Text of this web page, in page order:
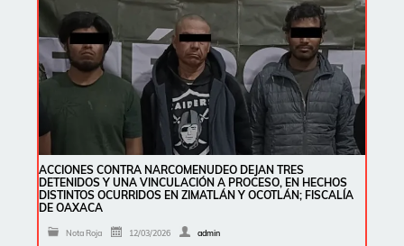
ACCIONES CONTRA NARCOMENUDEO DEJAN TRES
DETENIDOS Y UNA VINCULACIÓN A PROCESO, EN HECHOS
DISTINTOS OCURRIDOS EN ZIMATLÁN Y OCOTLÁN; FISCALÍA
DE OAXACA
Nota Roja 12/03/2026 admin